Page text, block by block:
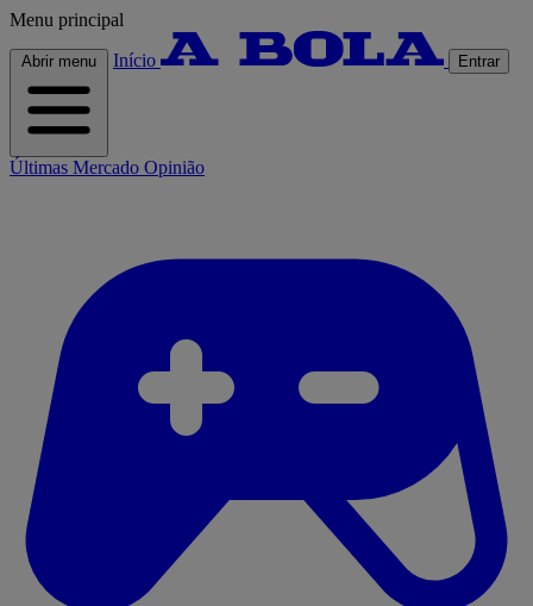
Menu principal
Abrir menu Início Entrar
Últimas Mercado Opinião